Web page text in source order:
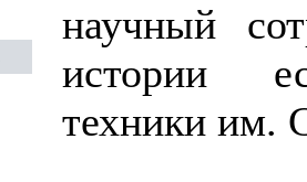
научный
истории
техники им.